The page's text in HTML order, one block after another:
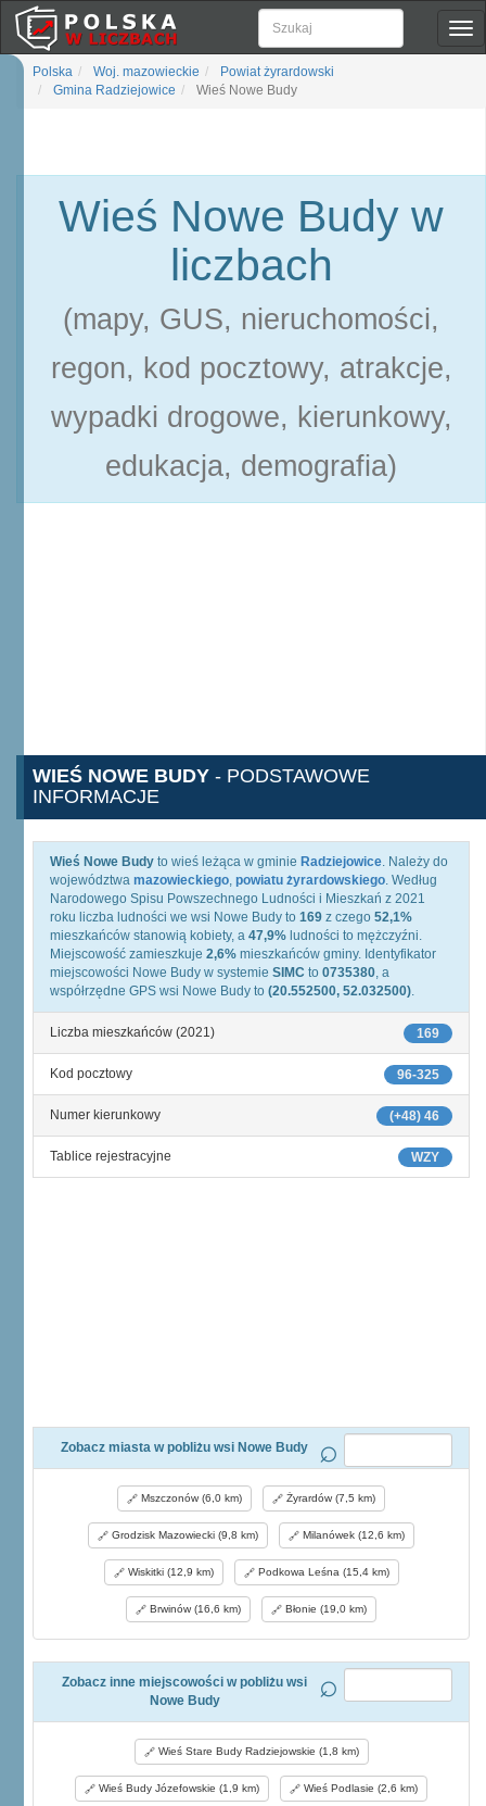
Polska Woj. mazowieckie
Powiat żyrardowski
Gmina Radziejowice
Wieś Nowe Budy
Wieś Nowe Budy w
liczbach
(mapy, GUS, nieruchomości,
regon, kod pocztowy, atrakcje,
wypadki drogowe, kierunkowy,
edukacja, demografia)
WIEŚ NOWE BUDY - PODSTAWOWE
INFORMACJE
Wieś Nowe Budy to wieś leżąca w gminie Radziejowice. Należy do
województwa mazowieckiego, powiatu żyrardowskiego. Według
Narodowego Spisu Powszechnego Ludności i Mieszkań z 2021
roku liczba ludności we wsi Nowe Budy to 169 z czego 52,1%
mieszkańców stanowią kobiety, a 47,9% ludności to mężczyźni.
Miejscowość zamieszkuje 2,6% mieszkańców gminy. Identyfikator
miejscowości Nowe Budy w systemie SIMC to 0735380, a
współrzędne GPS wsi Nowe Budy to (20.552500, 52.032500).
169
Liczba mieszkańców (2021)
96-325
Kod pocztowy
(+48) 46
Numer kierunkowy
WZY
Tablice rejestracyjne
Zobacz miasta w pobliżu wsi Nowe Budy
Mszczonów (6,0 km) Żyrardów (7,5 km)
Grodzisk Mazowiecki (9,8 km) Milanówek (12,6 km)
Wiskitki (12,9 km) Podkowa Leśna (15,4 km)
Brwinów (16,6 km) Błonie (19,0 km)
Zobacz inne miejscowości w pobliżu wsi
Nowe Budy
Wieś Stare Budy Radziejowskie (1,8 km)
Wieś Budy Józefowskie (1,9 km) Wieś Podlasie (2,6 km)